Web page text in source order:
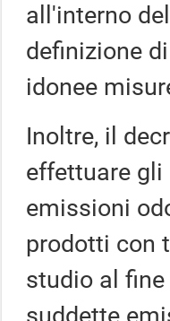
all'interno
definizione
idonee
Inoltre, il
effettuare gli
emissioni
prodotti con
studio al